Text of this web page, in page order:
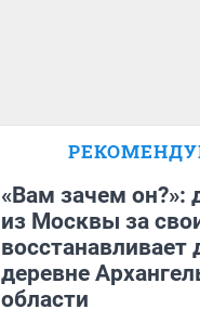
«Вам зачем он?»:
из Москвы за
восстанавливает
деревне
области